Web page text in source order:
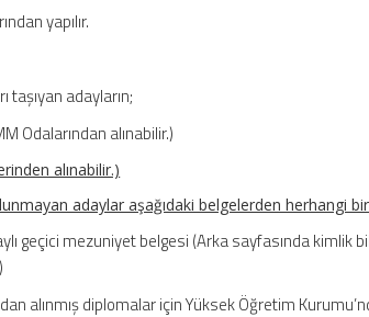
yapılır.
taşıyan adayların;
Odalarından alınabilir.)
alınabilir.)
adaylar aşağıdaki belgelerden herhangi
geçici mezuniyet belgesi (Arka sayfasında kimlik
alınmış diplomalar için Yüksek Öğretim